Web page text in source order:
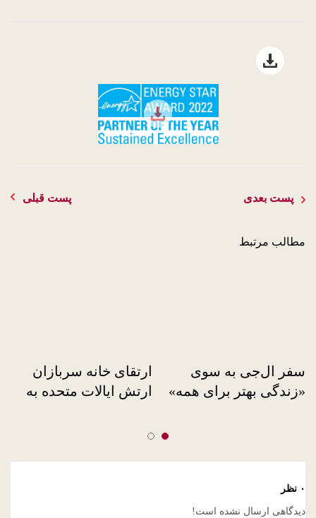
Open file download list
file download
پست قبلی پست بعدی
مطالب مرتبط
ارتقای خانه سربازان
ارتش ایالات متحده به
ستاره انرژی”
سفر ال‌جی به سوی
«زندگی بهتر برای همه»
۰ نظر
دیدگاهی ارسال نشده است!